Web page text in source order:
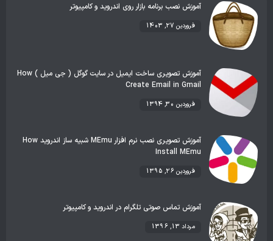
آموزش نصب برنامه بازار روی اندروید و کامپیوتر
فروردین 27, 1403
آموزش تصویری ساخت ایمیل در سایت گوگل ( جی میل ) How
Create Email in Gmail
فروردین 30, 1394
آموزش تصویری نصب نرم افزار MEmu شبیه ساز اندروید How
Install MEmu
فروردین 26, 1395
آموزش تماس صوتی تلگرام در اندروید و کامپیوتر
مرداد 13, 1396